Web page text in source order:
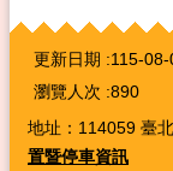
:::
更新日期
115-08-
瀏覽人次 890
地址：114059 臺
置暨停車資訊